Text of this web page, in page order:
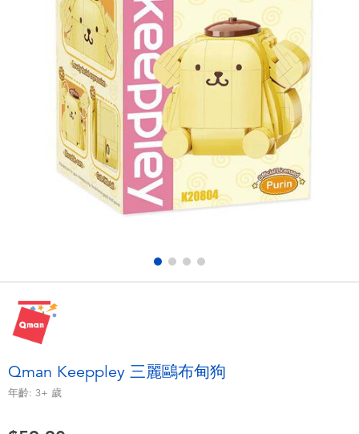
手工藝,文具,蠟筆,泥膠,畫板
娃娃, 芭比,收藏公仔
電子玩具
遊戲及拼圖系列
益智學習玩具
派對用品
毛毛公仔玩具
Play-Doh培樂多
Pokemon寶可夢
playpop
LEGO樂高
LeapFrog跳跳蛙
Tomica多美
12~14歳
14歳以上
Qman Keeppley 三麗鷗布甸狗
年齡: 3+ 歲